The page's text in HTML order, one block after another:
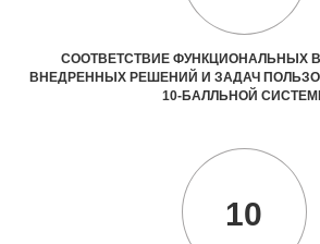
СООТВЕТСТВИЕ ФУНКЦИОНАЛЬНЫХ
ВНЕДРЕННЫХ РЕШЕНИЙ И ЗАДАЧ
10-БАЛЛЬНОЙ
10